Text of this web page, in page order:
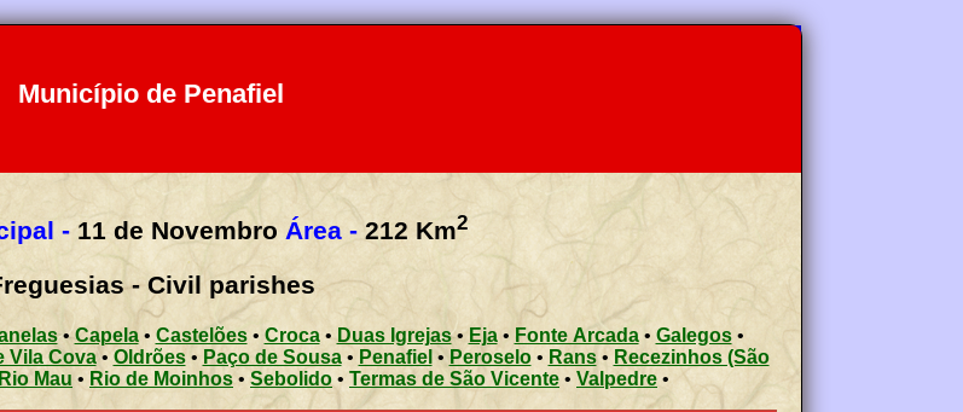
Município de Penafiel
- 11 de Novembro Área - 212 Km2
- Civil parishes
•Capela• Castelões• Croca•Duas Igrejas• Eja• Fonte Arcada• Galegos•
Vila Cova• Oldrões• Paço de Sousa• Penafiel • Peroselo• Rans• Recezinhos (São
Rio Mau • Rio de Moinhos• Sebolido • Termas de São Vicente • Valpedre •